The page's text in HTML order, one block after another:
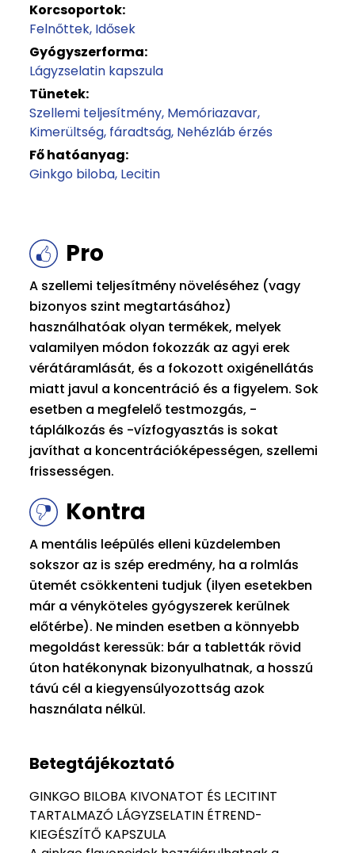
Korcsoportok:
Felnőttek Idősek
Gyógyszerforma:
Lágyzselatin kapszula
Tünetek:
Szellemi teljesítmény Memóriazavar
Kimerültség, fáradtság Nehézláb érzés
Fő hatóanyag:
Ginkgo biloba Lecitin
Pro
A szellemi teljesítmény növeléséhez (vagy
bizonyos szint megtartásához)
használhatóak olyan termékek, melyek
valamilyen módon fokozzák az agyi erek
vérátáramlását, és a fokozott oxigénellátás
miatt javul a koncentráció és a figyelem. Sok
esetben a megfelelő testmozgás, -
táplálkozás és -vízfogyasztás is sokat
javíthat a koncentrációképességen, szellemi
frissességen.
Kontra
A mentális leépülés elleni küzdelemben
sokszor az is szép eredmény, ha a rolmlás
ütemét csökkenteni tudjuk (ilyen esetekben
már a vényköteles gyógyszerek kerülnek
előtérbe). Ne minden esetben a könnyebb
megoldást keressük: bár a tabletták rövid
úton hatékonynak bizonyulhatnak, a hosszú
távú cél a kiegyensúlyozottság azok
használata nélkül.
Betegtájékoztató
GINKGO BILOBA KIVONATOT ÉS LECITINT
TARTALMAZÓ LÁGYZSELATIN ÉTREND-
KIEGÉSZÍTŐ KAPSZULA